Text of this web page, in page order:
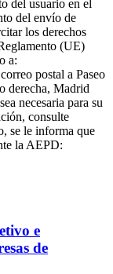
del usuario en el
del envío de
los derechos
(UE)
a:
postal a Paseo
derecha, Madrid
necesaria para su
consulte
se le informa que
la AEPD:
e
de